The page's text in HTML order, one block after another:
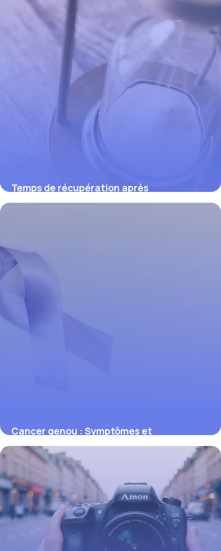
Temps de récupération après
arthroscopie du genou : ce que vous
Cancer genou : Symptômes et
traitements
1 décembre 2025